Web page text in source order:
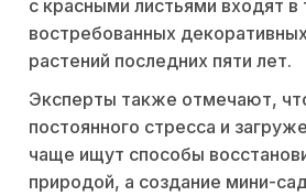
с красными листьями входят
востребованных
растений последних пяти лет.
Эксперты также отмечают,
постоянного стресса и
чаще ищут способы
природой, а создание мини-